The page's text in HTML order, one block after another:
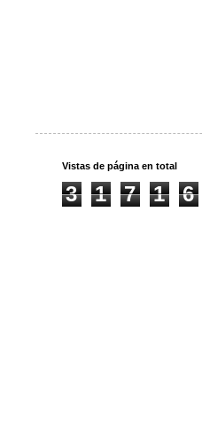
Vistas de página en total
3 1 7 1 6